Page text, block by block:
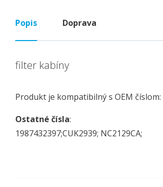
Popis Doprava
filter kabíny
Produkt je kompatibilný s OEM číslom:
Ostatné čísla:
1987432397;CUK2939; NC2129CA;